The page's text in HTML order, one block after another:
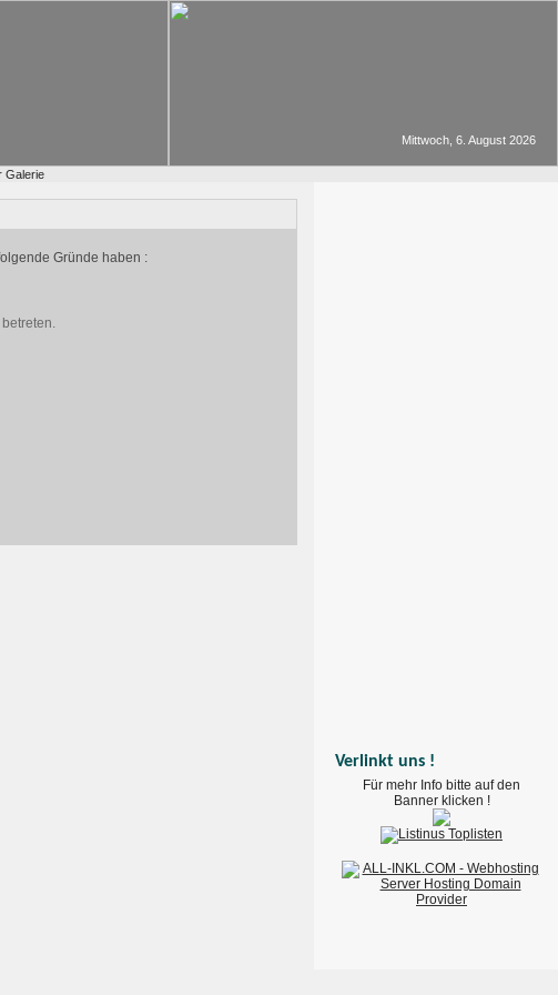
Galerie
Mittwoch, 6. August 2026
Gründe haben :
Verlinkt uns !
Für mehr Info bitte auf den
Banner klicken !